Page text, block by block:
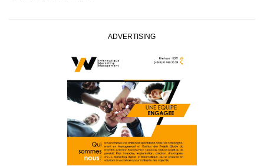
ADVERTISING